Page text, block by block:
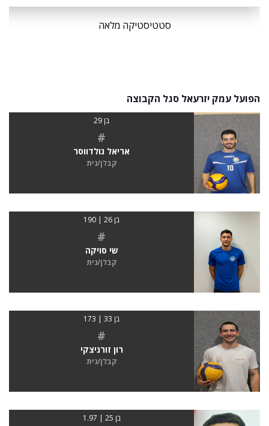
סטטיסטיקה מלאה
הפועל עמק יזרעאל סגל הקבוצה
בן 29
#
אריאל גולדווסר
קבלן/נית
בן 26 | 190
#
שי סויקה
קבלן/נית
בן 33 | 173
#
רון זורניצקי
קבלן/נית
בן 25 | 1.97